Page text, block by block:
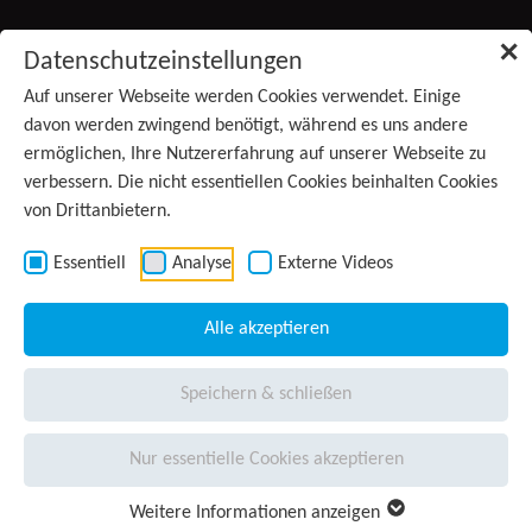
✕
Datenschutzeinstellungen
Auf unserer Webseite werden Cookies verwendet. Einige
davon werden zwingend benötigt, während es uns andere
ermöglichen, Ihre Nutzererfahrung auf unserer Webseite zu
verbessern. Die nicht essentiellen Cookies beinhalten Cookies
von Drittanbietern.
Essentiell Analyse Externe Videos
Alle akzeptieren
Speichern & schließen
Nur essentielle Cookies akzeptieren
Weitere Informationen anzeigen
Produkte
Services
Unternehmen
Presse
Karriere